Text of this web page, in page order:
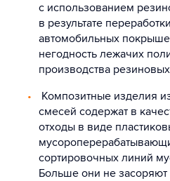
с использованием
в результате
автомобильных
негодность лежачих
производства
Композитные изделия
смесей содержат в
отходы в виде
сортировочных линий
Больше они не